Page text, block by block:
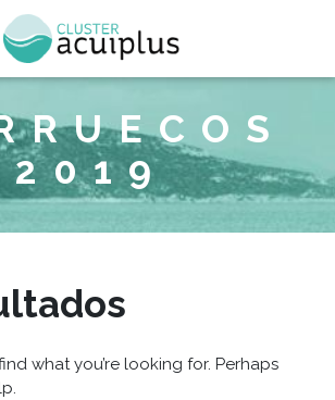
2019
what you’re looking for. Perhaps